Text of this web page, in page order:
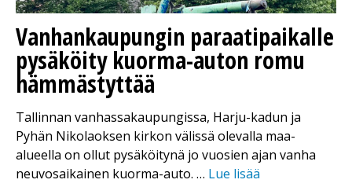
Vanhankaupungin paraatipaikalle
pysäköity kuorma-auton romu
hämmästyttää
Tallinnan vanhassakaupungissa, Harju-kadun ja
Pyhän Nikolaoksen kirkon välissä olevalla maa-
alueella on ollut pysäköitynä jo vuosien ajan vanha
neuvosaikainen kuorma-auto. … Lue lisää